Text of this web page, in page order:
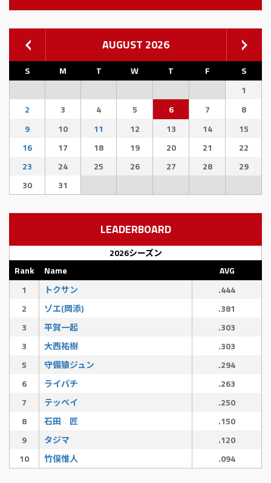
AUGUST 2026
S M T W T F
S
1
2
3 4 5 6 7
8
9
10 11 12 13 14
15
16
17 18 19 20 21
22
23
24 25 26 27 28
29
30
31
LEADERBOARD
2026シーズン
Rank
Name
AVG
1
トクサン
.444
2
ゾエ(岡添)
.381
3
平賀一起
.303
3
大西祐樹
.303
5
守備猿ジュン
.294
6
ライパチ
.263
7
テッペイ
.250
8
石田 匠
.150
9
タジマ
.120
10
竹俣惟人 .094